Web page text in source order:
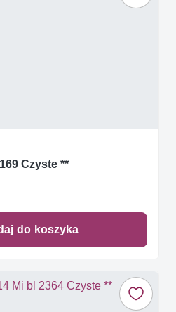
Czyste **
do koszyka